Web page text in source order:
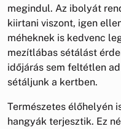
megindul. Az ibolyát
kiirtani viszont, igen
méheknek is kedvenc
mezítlábas sétálást
időjárás sem feltétlen
sétáljunk a kertben.
Természetes élőhelyén
hangyák terjesztik. Ez